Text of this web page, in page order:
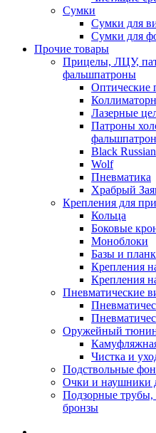
Сумки
Сумки для
Сумки для
Прочие товары
Прицелы, ЛЦУ,
фальшпатроны
Оптические
Лазерные
Патроны
Black Russian
Wolf
Пневматика
Храбрый
Крепления для
Кольца
Боковые
Моноблоки
Базы и
Крепления
Крепления
Пневматические
Оружейный
Чистка и
Подствольные
Очки и наушники
Подзорные трубы,
бронзы